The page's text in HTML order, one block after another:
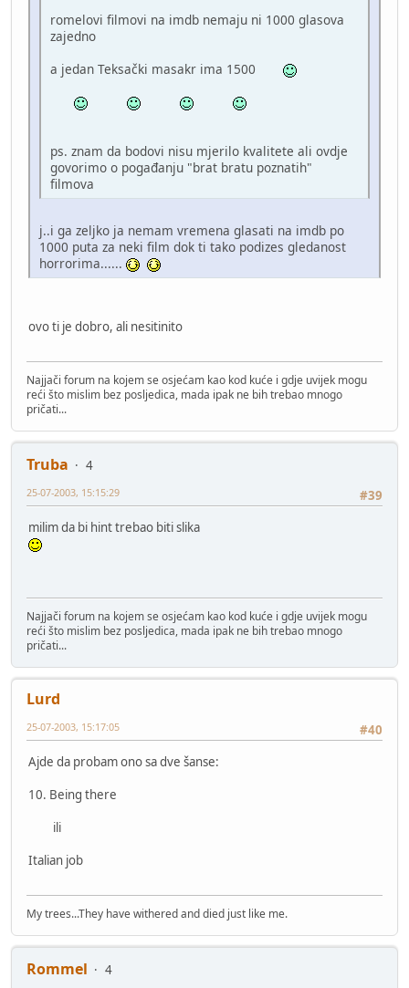
romelovi filmovi na imdb nemaju ni 1000 glasova
zajedno
a jedan Teksački masakr ima 1500
ps. znam da bodovi nisu mjerilo kvalitete ali ovdje
govorimo o pogađanju "brat bratu poznatih"
filmova
j..i ga zeljko ja nemam vremena glasati na imdb po
1000 puta za neki film dok ti tako podizes gledanost
horrorima......
ovo ti je dobro, ali nesitinito
Najjači forum na kojem se osjećam kao kod kuće i gdje uvijek mogu
reći što mislim bez posljedica, mada ipak ne bih trebao mnogo
pričati...
Truba
4
#39
25-07-2003, 15:15:29
milim da bi hint trebao biti slika
Najjači forum na kojem se osjećam kao kod kuće i gdje uvijek mogu
reći što mislim bez posljedica, mada ipak ne bih trebao mnogo
pričati...
Lurd
#40
25-07-2003, 15:17:05
Ajde da probam ono sa dve šanse:
10. Being there
ili
Italian job
My trees...They have withered and died just like me.
Rommel
4